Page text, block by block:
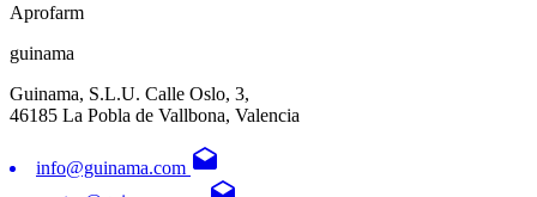
Aprofarm
guinama
Guinama, S.L.U. Calle Oslo, 3,
46185 La Pobla de Vallbona, Valencia
info@guinama.com drafts